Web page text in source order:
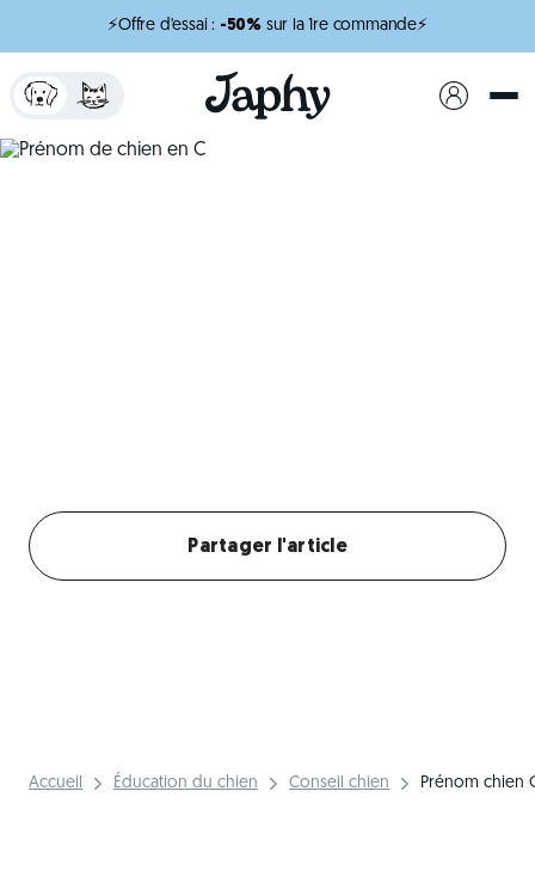
⚡Offre d'essai : -50% sur la 1re commande⚡
Partager l'article
Accueil Éducation du chien Conseil chien Prénom chien